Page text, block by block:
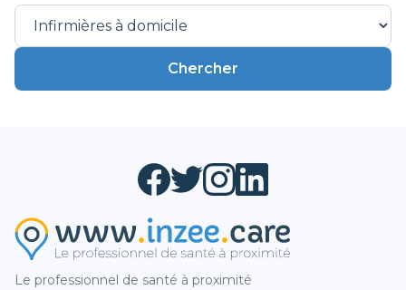
Chercher
Le professionnel de santé à proximité